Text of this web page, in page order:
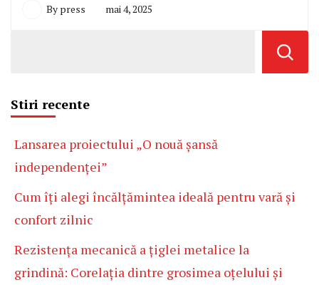
By press mai 4, 2025
Stiri recente
Lansarea proiectului „O nouă șansă
independenței”
Cum îți alegi încălțămintea ideală pentru vară și
confort zilnic
Rezistența mecanică a țiglei metalice la
grindină: Corelația dintre grosimea oțelului și